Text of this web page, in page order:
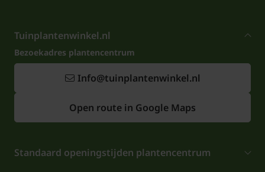
Tuinplantenwinkel.nl
Bezoekadres plantencentrum
Info@tuinplantenwinkel.nl
Open route in Google Maps
Standaard openingstijden plantencentrum